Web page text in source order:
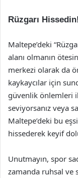
Rüzgarı Hissedin!
Maltepe’deki
alanı olmanın
merkezi olarak da
kaykaycılar için
güvenlik önlemleri
seviyorsanız veya
Maltepe’deki bu
hissederek keyif
Unutmayın, spor
zamanda ruhsal ve